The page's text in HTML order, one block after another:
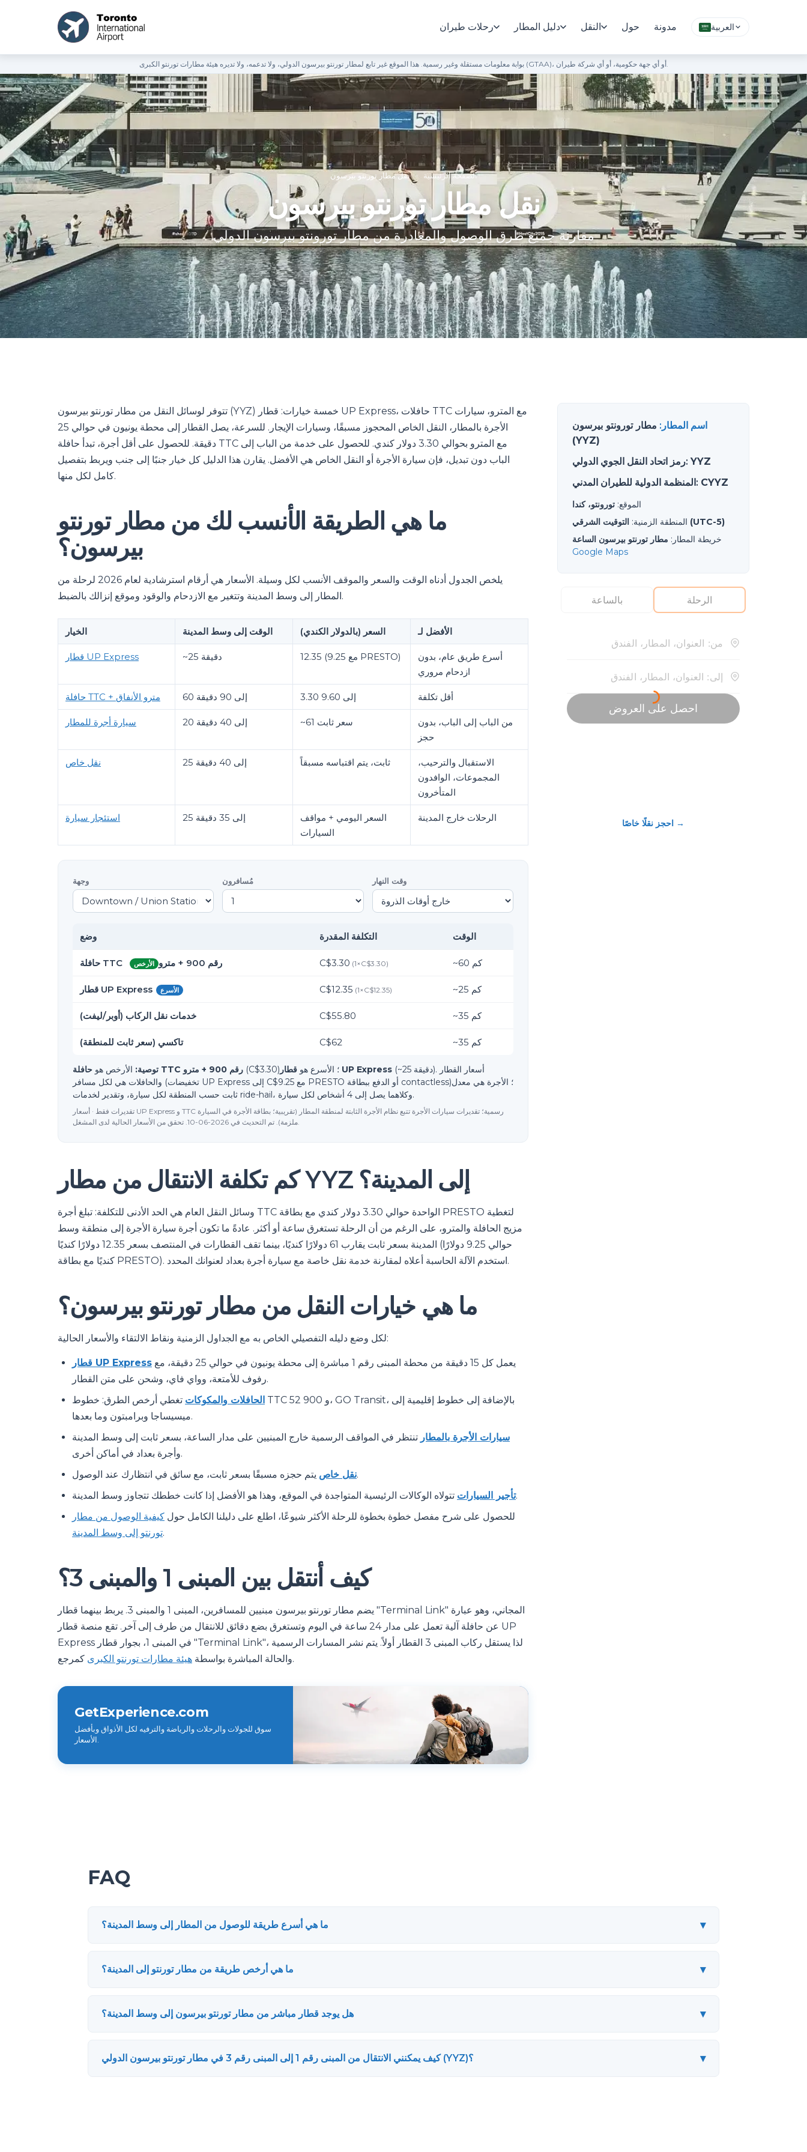
رحلات طيران دليل المطار النقل حول مدونة العربية
بوابة معلومات مستقلة وغير رسمية. هذا الموقع غير تابع لمطار تورنتو بيرسون الدولي، ولا تدعمه، ولا تديره هيئة مطارات تورنتو الكبرى (GTAA)، أو أي جهة حكومية، أو أي شركة طيران.
الصفحة الرئيسية » نقل مطار تورنتو بيرسون
نقل مطار تورنتو بيرسون
مقارنة جميع طرق الوصول والمغادرة من مطار تورونتو بيرسون الدولي
تتوفر لوسائل النقل من مطار تورنتو بيرسون (YYZ) خمسة خيارات: قطار UP Express، حافلات TTC مع المترو، سيارات
الأجرة بالمطار، النقل الخاص المحجوز مسبقًا، وسيارات الإيجار. للسرعة، يصل القطار إلى محطة يونيون في حوالي 25
دقيقة. للحصول على أقل أجرة، تبدأ حافلة TTC مع المترو بحوالي 3.30 دولار كندي. للحصول على خدمة من الباب إلى
الباب دون تبديل، فإن سيارة الأجرة أو النقل الخاص هي الأفضل. يقارن هذا الدليل كل خيار جنبًا إلى جنب ويربط بتفصيل
كامل لكل منها.
ما هي الطريقة الأنسب لك من مطار تورنتو
بيرسون؟
يلخص الجدول أدناه الوقت والسعر والموقف الأنسب لكل وسيلة. الأسعار هي أرقام استرشادية لعام 2026 لرحلة من
المطار إلى وسط المدينة وتتغير مع الازدحام والوقود وموقع إنزالك بالضبط.
الخيار الوقت إلى وسط المدينة السعر (بالدولار الكندي) الأفضل لـ
قطار UP Express ~25 دقيقة 12.35 (9.25 مع PRESTO)
أسرع طريق عام، بدون
ازدحام مروري
حافلة TTC + مترو الأنفاق 60 إلى 90 دقيقة 3.30 إلى 9.60 أقل تكلفة
سيارة أجرة للمطار 20 إلى 40 دقيقة ~61 سعر ثابت
من الباب إلى الباب، بدون
حجز
نقل خاص 25 إلى 40 دقيقة ثابت، يتم اقتباسه مسبقاً
الاستقبال والترحيب،
المجموعات، الوافدون
المتأخرون
استئجار سيارة 25 إلى 35 دقيقة
السعر اليومي + مواقف
السيارات
الرحلات خارج المدينة
وجهة مُسافرون وقت النهار
وضع التكلفة المقدرة الوقت
حافلة TTC رقم 900 + مترو الأرخص C$3.30 (1×C$3.30) ~60 كم
قطار UP Express الأسرع C$12.35 (1×C$12.35) ~25 كم
خدمات نقل الركاب (أوبر/ليفت) C$55.80 ~35 كم
تاكسي (سعر ثابت للمنطقة) C$62 ~35 كم
توصية: الأرخص هو حافلة TTC رقم 900 + مترو (C$3.30)؛ الأسرع هو قطار UP Express (~25 دقيقة). أسعار القطار
والحافلات هي لكل مسافر (تخفيضات UP Express إلى C$9.25 مع PRESTO أو الدفع ببطاقة contactless)؛ الأجرة هي معدل
ثابت حسب المنطقة لكل سيارة، وتقدير لخدمات ride-hail، وكلاهما يصل إلى 4 أشخاص لكل سيارة.
تقديرات فقط · أسعار UP Express و TTC رسمية؛ تقديرات سيارات الأجرة تتبع نظام الأجرة الثابتة لمنطقة المطار (تقريبية؛ بطاقة الأجرة في السيارة
ملزمة). تم التحديث في 2026-06-10. تحقق من الأسعار الحالية لدى المشغل.
كم تكلفة الانتقال من مطار YYZ إلى المدينة؟
وسائل النقل العام هي الحد الأدنى للتكلفة: تبلغ أجرة TTC الواحدة حوالي 3.30 دولار كندي مع بطاقة PRESTO لتغطية
مزيج الحافلة والمترو، على الرغم من أن الرحلة تستغرق ساعة أو أكثر. عادةً ما تكون أجرة سيارة الأجرة إلى منطقة وسط
المدينة بسعر ثابت يقارب 61 دولارًا كنديًا، بينما تقف القطارات في المنتصف بسعر 12.35 دولارًا كنديًا (حوالي 9.25 دولارًا
كنديًا مع بطاقة PRESTO). استخدم الآلة الحاسبة أعلاه لمقارنة خدمة نقل خاصة مع سيارة أجرة بعداد لعنوانك المحدد.
ما هي خيارات النقل من مطار تورنتو بيرسون؟
لكل وضع دليله التفصيلي الخاص به مع الجداول الزمنية ونقاط الالتقاء والأسعار الحالية:
قطار UP Express
رفوف للأمتعة، وواي فاي، وشحن على متن القطار.
الحافلات والمكوكات تغطي أرخص الطرق: خطوط TTC 52 و 900، GO Transit، بالإضافة إلى خطوط إقليمية إلى
ميسيساجا وبرامبتون وما بعدها.
سيارات الأجرة بالمطار تنتظر في المواقف الرسمية خارج المبنيين على مدار الساعة، بسعر ثابت إلى وسط المدينة
وأجرة بعداد في أماكن أخرى.
نقل خاصيتم حجزه مسبقًا بسعر ثابت، مع سائق في انتظارك عند الوصول.
تأجير السياراتتتولاه الوكالات الرئيسية المتواجدة في الموقع، وهذا هو الأفضل إذا كانت خططك تتجاوز وسط المدينة.
للحصول على شرح مفصل خطوة بخطوة للرحلة الأكثر شيوعًا، اطلع على دليلنا الكامل حول كيفية الوصول من مطار
تورنتو إلى وسط المدينة.
كيف أنتقل بين المبنى 1 والمبنى 3؟
يضم مطار تورنتو بيرسون مبنيين للمسافرين، المبنى 1 والمبنى 3. يربط بينهما قطار "Terminal Link" المجاني، وهو عبارة
عن حافلة آلية تعمل على مدار 24 ساعة في اليوم وتستغرق بضع دقائق للانتقال من طرف إلى آخر. تقع منصة قطار UP
Express في المبنى 1، بجوار قطار "Terminal Link"، لذا يستقل ركاب المبنى 3 القطار أولاً. يتم نشر المسارات الرسمية
والحالة المباشرة بواسطة هيئة مطارات تورنتو الكبرى كمرجع.
GetExperience.com
سوق للجولات والرحلات والرياضة والترفيه لكل الأذواق وبأفضل
اسم المطار : مطار تورونتو بيرسون
(YYZ)
رمز اتحاد النقل الجوي الدولي: YYZ
المنظمة الدولية للطيران المدني: CYYZ
الموقع: تورونتو، كندا
المنطقة الزمنية:
التوقيت الشرقي (UTC-5)
خريطة المطار : مطار تورنتو بيرسون الساعة
Google Maps
احجز نقلًا خاصًا →
FAQ
ما هي أسرع طريقة للوصول من المطار إلى وسط المدينة؟ ▾
ما هي أرخص طريقة من مطار تورنتو إلى المدينة؟ ▾
هل يوجد قطار مباشر من مطار تورنتو بيرسون إلى وسط المدينة؟ ▾
كيف يمكنني الانتقال من المبنى رقم 1 إلى المبنى رقم 3 في مطار تورنتو بيرسون الدولي (YYZ)؟ ▾